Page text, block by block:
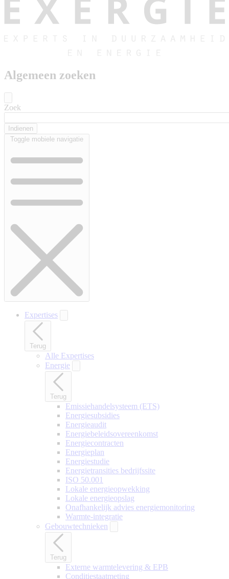
Algemeen zoeken
Zoek
Toggle mobiele navigatie
Expertises
Terug
Alle Expertises
Energie
Terug
Emissiehandelsysteem (ETS)
Energiesubsidies
Energieaudit
Energiebeleidsovereenkomst
Energiecontracten
Energieplan
Energiestudie
Energietransities bedrijfssite
ISO 50.001
Lokale energieopwekking
Lokale energieopslag
Onafhankelijk advies energiemonitoring
Warmte-integratie
Gebouwtechnieken
Terug
Externe warmtelevering & EPB
Conditiestaatmeting